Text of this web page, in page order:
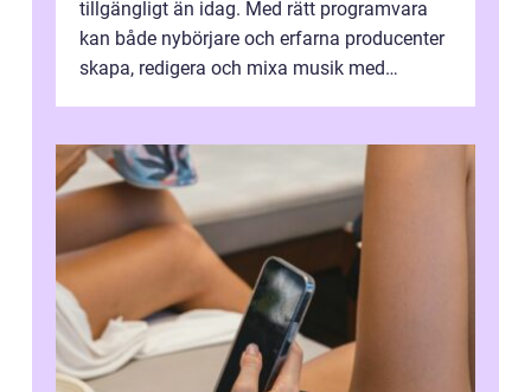
tillgängligt än idag. Med rätt programvara
kan både nybörjare och erfarna producenter
skapa, redigera och mixa musik med